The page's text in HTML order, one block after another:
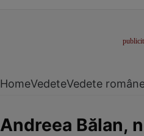
HomeVedeteVedete
Andreea Bălan,